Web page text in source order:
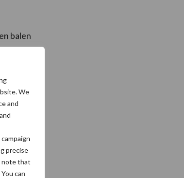
We
and
precise
note that
can
balen
De
zijn